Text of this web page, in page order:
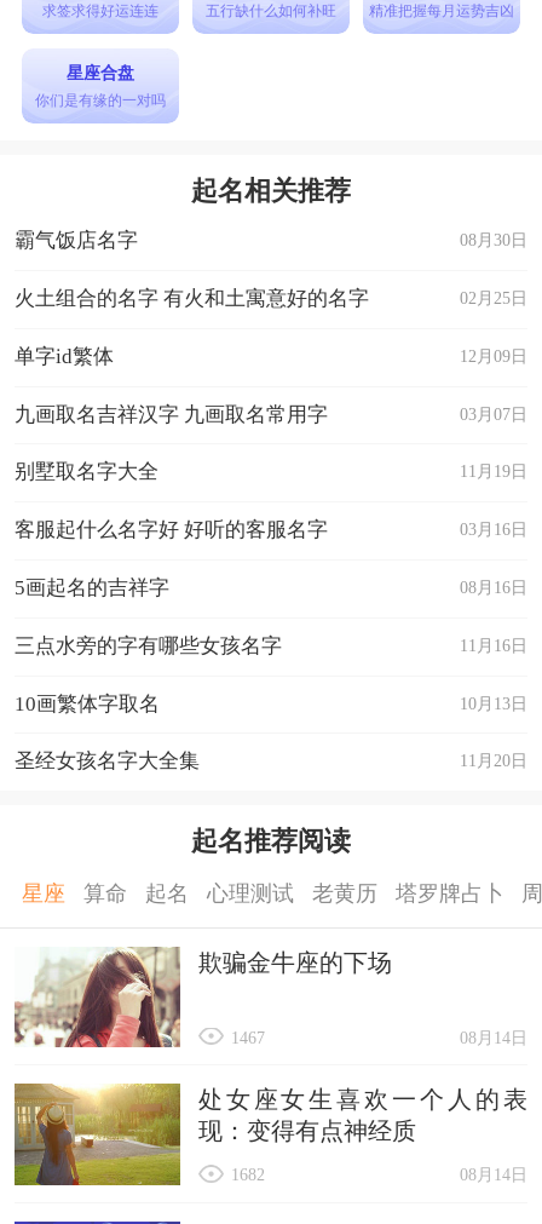
求签求得好运连连 五行缺什么如何补旺 精准把握每月运势吉凶
星座合盘
你们是有缘的一对吗
起名相关推荐
08月30日
霸气饭店名字
02月25日
火土组合的名字 有火和土寓意好的名字
12月09日
单字id繁体
03月07日
九画取名吉祥汉字 九画取名常用字
11月19日
别墅取名字大全
03月16日
客服起什么名字好 好听的客服名字
08月16日
5画起名的吉祥字
11月16日
三点水旁的字有哪些女孩名字
10月13日
10画繁体字取名
11月20日
圣经女孩名字大全集
起名推荐阅读
星座 算命 起名 心理测试 老黄历 塔罗牌占卜
欺骗金牛座的下场
08月14日
1467
处女座女生喜欢一个人的表
现：变得有点神经质
08月14日
1682